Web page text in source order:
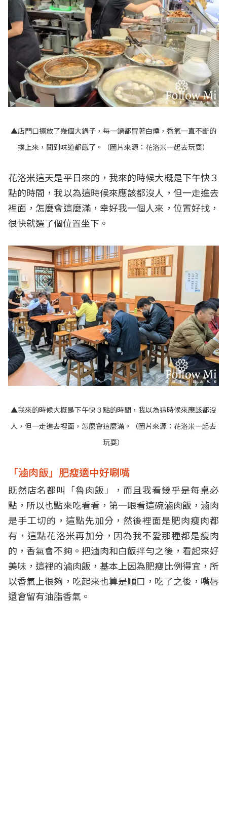
▲店門口擺放了幾個大鍋子，每一鍋都冒著白煙，香氣一直不斷的
撲上來，聞到味道都餓了。（圖片來源： 花洛米一起去玩耍）
花洛米這天是平日來的，我來的時候大概是下午快３
點的時間，我以為這時候來應該都沒人，但一走進去
裡面，怎麼會這麼滿，幸好我一個人來，位置好找，
很快就選了個位置坐下。
▲我來的時候大概是下午快３點的時間，我以為這時候來應該都沒
人，但一走進去裡面，怎麼會這麼滿。（圖片來源： 花洛米一起去
玩耍）
「滷肉飯」肥瘦適中好唰嘴
既然店名都叫「魯肉飯」，而且我看幾乎是每桌必
點，所以也點來吃看看，第一眼看這碗滷肉飯，滷肉
是手工切的，這點先加分，然後裡面是肥肉瘦肉都
有，這點花洛米再加分，因為我不愛那種都是瘦肉
的，香氣會不夠。把滷肉和白飯拌勻之後，看起來好
美味，這裡的滷肉飯，基本上因為肥瘦比例得宜，所
以香氣上很夠，吃起來也算是順口，吃了之後，嘴唇
還會留有油脂香氣。